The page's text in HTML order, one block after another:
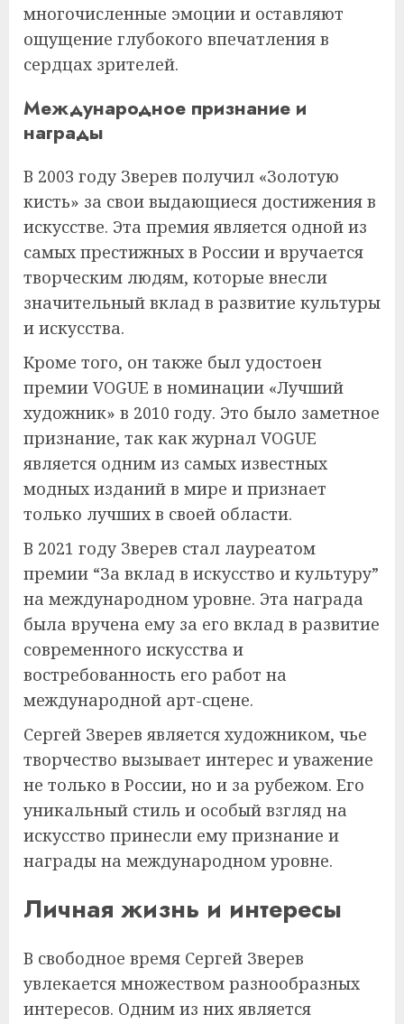
многочисленные эмоции и оставляют
ощущение глубокого впечатления в
сердцах зрителей.
Международное признание и
награды
В 2003 году Зверев получил «Золотую
кисть» за свои выдающиеся достижения в
искусстве. Эта премия является одной из
самых престижных в России и вручается
творческим людям, которые внесли
значительный вклад в развитие культуры
и искусства.
Кроме того, он также был удостоен
премии VOGUE в номинации «Лучший
художник» в 2010 году. Это было заметное
признание, так как журнал VOGUE
является одним из самых известных
модных изданий в мире и признает
только лучших в своей области.
В 2021 году Зверев стал лауреатом
премии “За вклад в искусство и культуру”
на международном уровне. Эта награда
была вручена ему за его вклад в развитие
современного искусства и
востребованность его работ на
международной арт-сцене.
Сергей Зверев является художником, чье
творчество вызывает интерес и уважение
не только в России, но и за рубежом. Его
уникальный стиль и особый взгляд на
искусство принесли ему признание и
награды на международном уровне.
Личная жизнь и интересы
В свободное время Сергей Зверев
увлекается множеством разнообразных
интересов. Одним из них является